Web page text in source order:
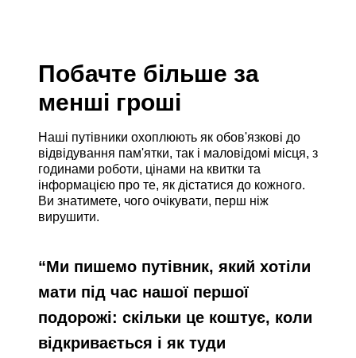
Побачте більше за
менші гроші
Наші путівники охоплюють як обов'язкові до
відвідування пам'ятки, так і маловідомі місця, з
годинами роботи, цінами на квитки та
інформацією про те, як дістатися до кожного.
Ви знатимете, чого очікувати, перш ніж
вирушити.
“Ми пишемо путівник, який хотіли
мати під час нашої першої
подорожі: скільки це коштує, коли
відкривається і як туди